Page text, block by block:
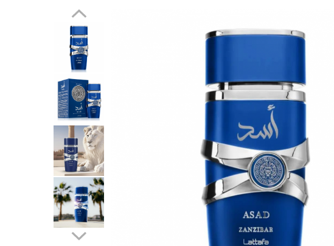
Parfumuri Barbati
Parfumuri Unisex
Tipuri Parfumuri
Parfumuri Citrice
Parfumuri Condimentate
Parfumuri Dulci
Parfumuri Exotice
Parfumuri Fresh
Parfumuri Florale
Parfumuri Fructate
Parfumuri Lemnoase